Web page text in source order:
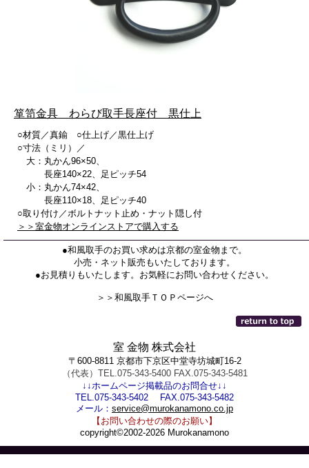
箪笥金具 わらび取手長座付 黒仕上
○材質／真鍮 ○仕上げ／黒仕上げ
○寸法（ミリ）／
大：丸かん96×50、
長座140×22、足ピッチ54
小：丸かん74×42、
長座110×18、足ピッチ40
○取り付け／ボルトナット止め・ナット隠し付
＞＞室金物オンラインストアで購入する
●和風取手のお買い求めは京都の室金物まで。
小売・ネット販売もいたしております。
●お見積りもいたします。お気軽にお問い合わせください。
＞＞和風取手ＴＯＰページへ
室 金物 株式会社
〒600-8811 京都市下京区中堂寺坊城町16-2
（代表）TEL.075-343-5400 FAX.075-343-5481
↓↓ホームページ掲載品のお問合せ↓↓
TEL.075-343-5402 FAX.075-343-5482
メール： service@murokanamono.co.jp
【お問い合わせの際のお願い】
copyright©2002-2026 Murokanamono